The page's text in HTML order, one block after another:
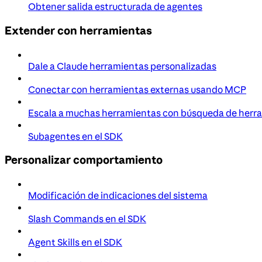
Obtener salida estructurada de agentes
Extender con herramientas
Dale a Claude herramientas personalizadas
Conectar con herramientas externas usando MCP
Escala a muchas herramientas con búsqueda de
Subagentes en el SDK
Personalizar comportamiento
Modificación de indicaciones del sistema
Slash Commands en el SDK
Agent Skills en el SDK